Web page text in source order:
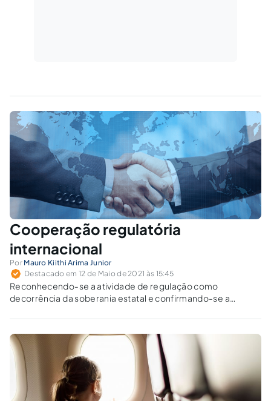
Cooperação regulatória
internacional
Por Mauro Kiithi Arima Junior
Destacado em 12 de Maio de 2021 às 15:45
Reconhecendo-se a atividade de regulação como
decorrência da soberania estatal e confirmando-se a
harmonização de regras demasiadamente técnicas, a
cooperação se apresenta como instrumento apto a eliminar
discrepâncias entre os sistemas regulatórios vigentes nos
parceiros comerciais.